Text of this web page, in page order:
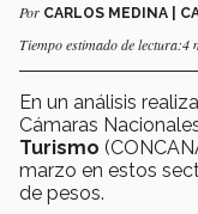
Por CARLOS MEDINA |
Tiempo estimado de lectura:4
En un análisis
Cámaras
Turismo
marzo en estos
de pesos.